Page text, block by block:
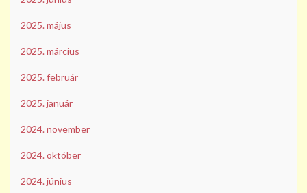
2025. május
2025. március
2025. február
2025. január
2024. november
2024. október
2024. június